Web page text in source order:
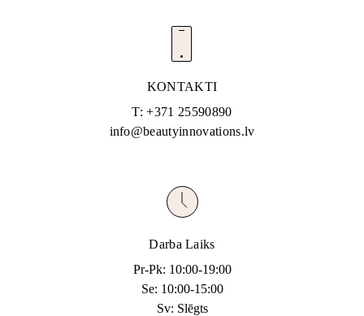
KONTAKTI
T: +371 25590890
info@beautyinnovations.lv
Darba Laiks
Pr-Pk: 10:00-19:00
Se: 10:00-15:00
Sv: Slēgts